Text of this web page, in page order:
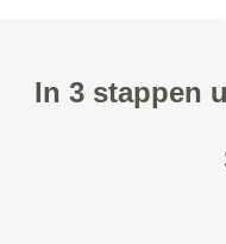
In 3 stappen